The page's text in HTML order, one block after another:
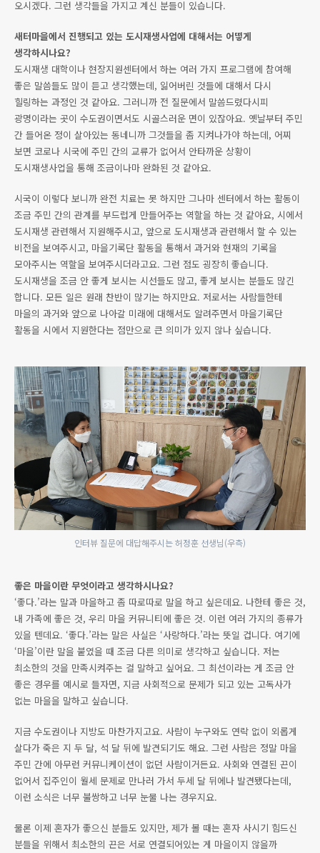
오시겠다. 그런 생각들을 가지고 계신 분들이 있습니다.
새터마을에서 진행되고 있는 도시재생사업에 대해서는 어떻게
생각하시나요?
도시재생 대학이나 현장지원센터에서 하는 여러 가지 프로그램에 참여해
좋은 말씀들도 많이 듣고 생각했는데, 잃어버린 것들에 대해서 다시
힐링하는 과정인 것 같아요. 그러니까 전 질문에서 말씀드렸다시피
광명이라는 곳이 수도권이면서도 시골스러운 면이 있잖아요. 옛날부터 주민
간 들어온 정이 살아있는 동네니까 그것들을 좀 지켜나가야 하는데, 어찌
보면 코로나 시국에 주민 간의 교류가 없어서 안타까운 상황이
도시재생사업을 통해 조금이나마 완화된 것 같아요.
시국이 이렇다 보니까 완전 치료는 못 하지만 그나마 센터에서 하는 활동이
조금 주민 간의 관계를 부드럽게 만들어주는 역할을 하는 것 같아요, 시에서
도시재생 관련해서 지원해주시고, 앞으로 도시재생과 관련해서 할 수 있는
비전을 보여주시고, 마을기록단 활동을 통해서 과거와 현재의 기록을
모아주시는 역할을 보여주시더라고요. 그런 점도 굉장히 좋습니다.
도시재생을 조금 안 좋게 보시는 시선들도 많고, 좋게 보시는 분들도 많긴
합니다. 모든 일은 원래 찬반이 많기는 하지만요. 저로서는 사람들한테
마을의 과거와 앞으로 나아갈 미래에 대해서도 알려주면서 마을기록단
활동을 시에서 지원한다는 점만으로 큰 의미가 있지 않나 싶습니다.
인터뷰 질문에 대답해주시는 허정훈 선생님(우측)
좋은 마을이란 무엇이라고 생각하시나요?
‘좋다.’라는 말과 마을하고 좀 따로따로 말을 하고 싶은데요. 나한테 좋은 것,
내 가족에 좋은 것, 우리 마을 커뮤니티에 좋은 것. 이런 여러 가지의 종류가
있을 텐데요. ‘좋다.’라는 말은 사실은 ‘사랑하다.’라는 뜻일 겁니다. 여기에
‘마을’이란 말을 붙였을 때 조금 다른 의미로 생각하고 싶습니다. 저는
최소한의 것을 만족시켜주는 걸 말하고 싶어요. 그 최선이라는 게 조금 안
좋은 경우를 예시로 들자면, 지금 사회적으로 문제가 되고 있는 고독사가
없는 마을을 말하고 싶습니다.
지금 수도권이나 지방도 마찬가지고요. 사람이 누구와도 연락 없이 외롭게
살다가 죽은 지 두 달, 석 달 뒤에 발견되기도 해요. 그런 사람은 정말 마을
주민 간에 아무런 커뮤니케이션이 없던 사람이거든요. 사회와 연결된 끈이
없어서 집주인이 월세 문제로 만나러 가서 두세 달 뒤에나 발견됐다는데,
이런 소식은 너무 불쌍하고 너무 눈물 나는 경우지요.
물론 이제 혼자가 좋으신 분들도 있지만, 제가 볼 때는 혼자 사시기 힘드신
분들을 위해서 최소한의 끈은 서로 연결되어있는 게 마을이지 않을까